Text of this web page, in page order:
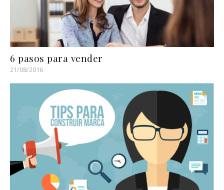
6 pasos para vender
21/08/2016